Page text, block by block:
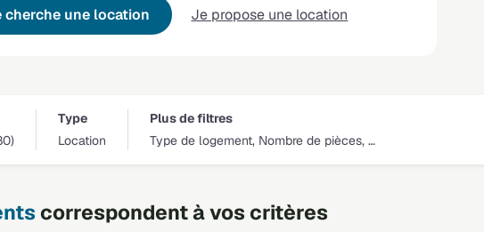
cherche une location Je propose une location
Type
Location
Plus de filtres
Type de logement, Nombre de pièces, …
correspondent à vos critères